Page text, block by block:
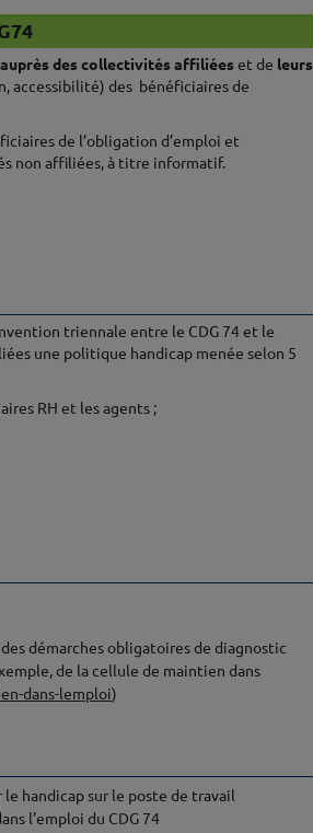
auprès des collectivités affiliées et de leurs
accessibilité) des bénéficiaires de
de l’obligation d’emploi et
non affiliées, à titre informatif.
triennale entre le CDG 74 et le
une politique handicap menée selon 5
RH et les agents ;
démarches obligatoires de diagnostic
de la cellule de maintien dans
dans-lemploi)
handicap sur le poste de travail
l’emploi du CDG 74